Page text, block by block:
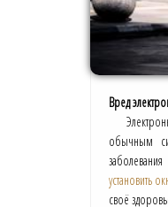
Вред
обычным
установить
своё